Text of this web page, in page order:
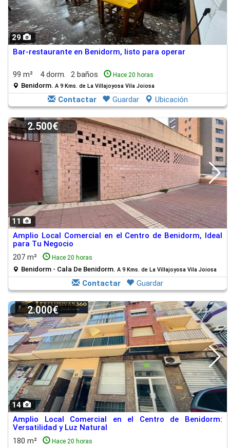
29
Bar-restaurante en Benidorm, listo para operar
99 m² 4 dorm. 2 baños Hace 20 horas
Benidorm. A 9 Kms. de La Villajoyosa Vila Joiosa
Contactar Guardar Ubicación
11
2.500€
Amplio Local Comercial en el Centro de Benidorm, Ideal
para Tu Negocio
207 m²
Hace 20 horas
Benidorm - Cala De Benidorm. A 9 Kms. de La Villajoyosa Vila Joiosa
Contactar Guardar
14
2.000€
Amplio Local Comercial en el Centro de Benidorm:
Versatilidad y Luz Natural
180 m²
Hace 20 horas